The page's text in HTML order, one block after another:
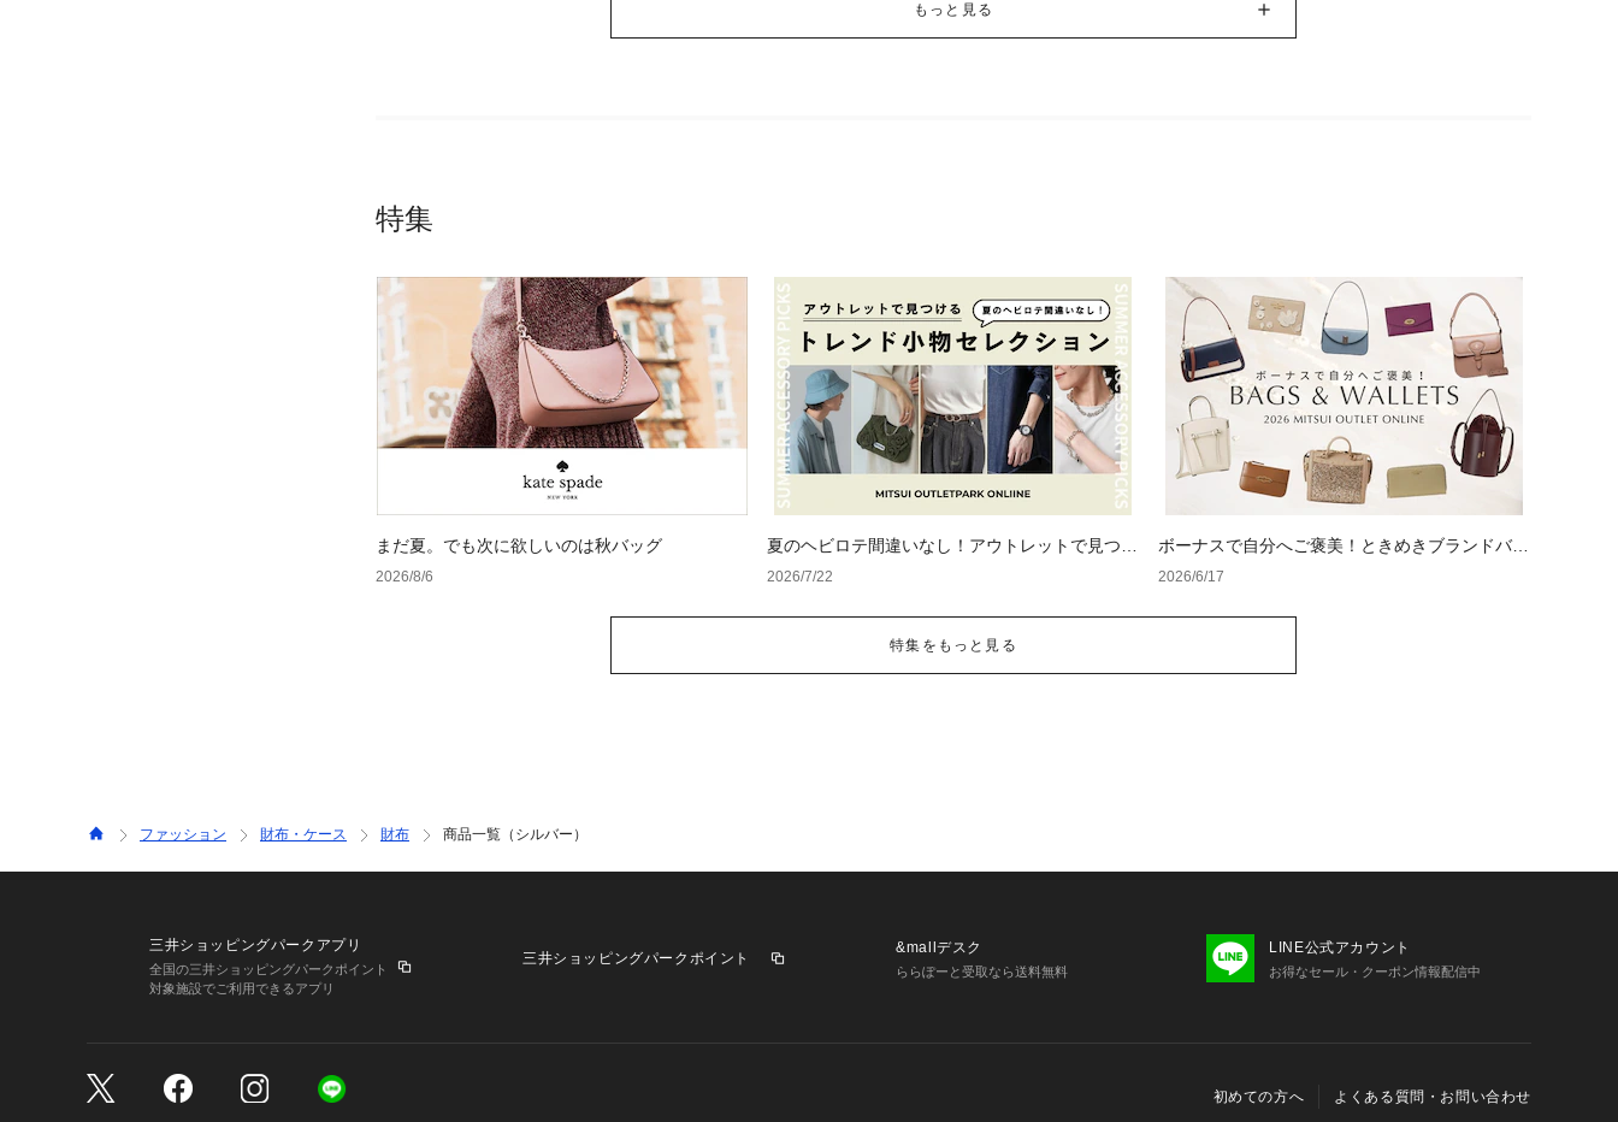
もっと見る
特集
まだ夏。でも次に欲しいのは秋バッグ
2026/8/6
夏のヘビロテ間違いなし！アウトレットで見つけ
るトレンド小物セレクション
2026/7/22
ボーナスで自分へご褒美！ときめきブランドバッ
グ＆ウォレット
2026/6/17
特集をもっと見る
ファッション 財布・ケース 財布 商品一覧（シルバー）
三井ショッピングパークアプリ
全国の三井ショッピングパークポイント
対象施設でご利用できるアプリ
三井ショッピングパークポイント
&mallデスク
ららぽーと受取なら送料無料
LINE公式アカウント
お得なセール・クーポン情報配信中
初めての方へ よくある質問・お問い合わせ